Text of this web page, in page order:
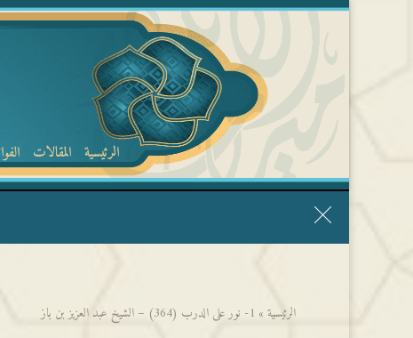
الرئيسية المقالات
الرئيسية » 1- نور على الدرب (364) – الشيخ عبد العزيز بن باز